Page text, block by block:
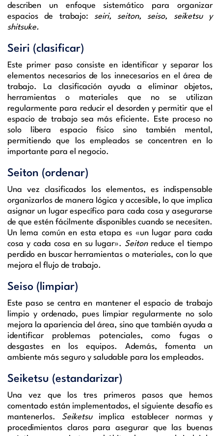
describen un enfoque sistemático para organizar
espacios de trabajo: seiri, seiton, seiso, seiketsu y
shitsuke.
Seiri (clasificar)
Este primer paso consiste en identificar y separar los
elementos necesarios de los innecesarios en el área de
trabajo. La clasificación ayuda a eliminar objetos,
herramientas o materiales que no se utilizan
regularmente para reducir el desorden y permitir que el
espacio de trabajo sea más eficiente. Este proceso no
solo libera espacio físico sino también mental,
permitiendo que los empleados se concentren en lo
importante para el negocio.
Seiton (ordenar)
Una vez clasificados los elementos, es indispensable
organizarlos de manera lógica y accesible, lo que implica
asignar un lugar específico para cada cosa y asegurarse
de que estén fácilmente disponibles cuando se necesiten.
Un lema común en esta etapa es «un lugar para cada
cosa y cada cosa en su lugar». Seitonreduce el tiempo
perdido en buscar herramientas o materiales, con lo que
mejora el flujo de trabajo.
Seiso (limpiar)
Este paso se centra en mantener el espacio de trabajo
limpio y ordenado, pues limpiar regularmente no solo
mejora la apariencia del área, sino que también ayuda a
identificar problemas potenciales, como fugas o
desgastes en los equipos. Además, fomenta un
ambiente más seguro y saludable para los empleados.
Seiketsu (estandarizar)
Una vez que los tres primeros pasos que hemos
comentado están implementados, el siguiente desafío es
mantenerlos. Seiketsu implica establecer normas y
procedimientos claros para asegurar que las buenas